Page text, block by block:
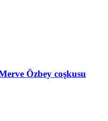
Özbey coşkusu